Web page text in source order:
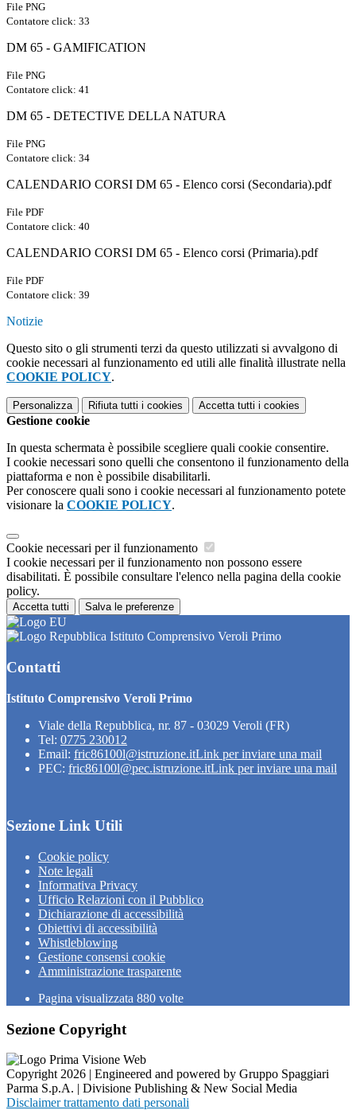
File PNG
Contatore click: 33
DM 65 - GAMIFICATION
File PNG
Contatore click: 41
DM 65 - DETECTIVE DELLA NATURA
File PNG
Contatore click: 34
CALENDARIO CORSI DM 65 - Elenco corsi (Secondaria).pdf
File PDF
Contatore click: 40
CALENDARIO CORSI DM 65 - Elenco corsi (Primaria).pdf
File PDF
Contatore click: 39
Notizie
Questo sito o gli strumenti terzi da questo utilizzati si avvalgono di
cookie necessari al funzionamento ed utili alle finalità illustrate nella
COOKIE POLICY.
Personalizza Rifiuta tutti i cookies Accetta tutti i cookies
Gestione cookie
In questa schermata è possibile scegliere quali cookie consentire.
I cookie necessari sono quelli che consentono il funzionamento della
piattaforma e non è possibile disabilitarli.
Per conoscere quali sono i cookie necessari al funzionamento potete
visionare la COOKIE POLICY.
Cookie necessari per il funzionamento
I cookie necessari per il funzionamento non possono essere
disabilitati. È possibile consultare l'elenco nella pagina della cookie
policy.
Accetta tutti Salva le preferenze
Istituto Comprensivo Veroli Primo
Contatti
Istituto Comprensivo Veroli Primo
Viale della Repubblica, nr. 87 - 03029 Veroli (FR)
Tel: 0775 230012
Email: fric86100l@istruzione.itLink per inviare una mail
PEC: fric86100l@pec.istruzione.itLink per inviare una mail
Sezione Link Utili
Cookie policy
Note legali
Informativa Privacy
Ufficio Relazioni con il Pubblico
Dichiarazione di accessibilità
Obiettivi di accessibilità
Whistleblowing
Gestione consensi cookie
Amministrazione trasparente
Pagina visualizzata 880 volte
Sezione Copyright
Copyright 2026 | Engineered and powered by Gruppo Spaggiari
Parma S.p.A. | Divisione Publishing & New Social Media
Disclaimer trattamento dati personali